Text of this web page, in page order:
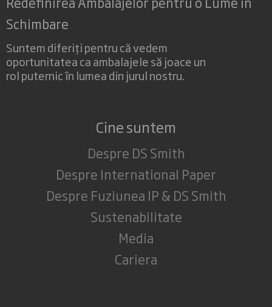
aibă nevoie de mai mulți furnizori.
designului ambalajelor, DS Smith sprijină economia
circulară și obiectivele de sustenabilitate ale
clienților.
Schimbare
Suntem diferiți pentru că vedem
oportunitatea ca ambalajele să joace un
rol puternic în lumea din jurul nostru.
Cine suntem
Despre DS Smith
Despre International Paper
Despre Fuziunea IP & DS Smith
Sustenabilitate
Media
Cariera